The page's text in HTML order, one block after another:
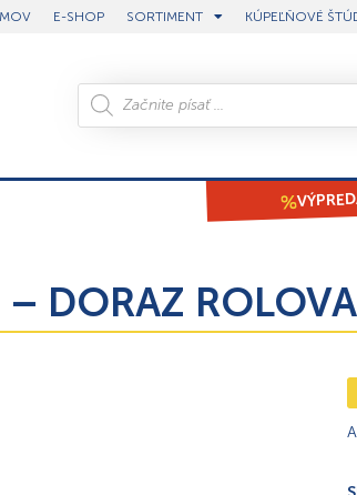
E-SHOP SORTIMENT KÚPEĽŇOVÉ
DORAZ